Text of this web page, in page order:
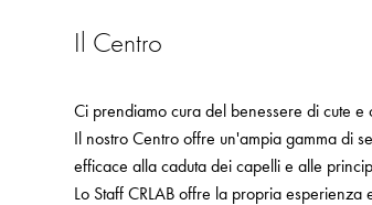
Il Centro
Ci prendiamo cura del benessere di cute e
Il nostro Centro offre un'ampia gamma di
efficace alla caduta dei capelli e alle
Lo Staff CRLAB offre la propria